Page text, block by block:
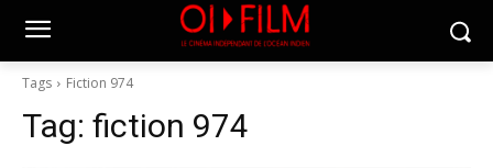
Tags Fiction 974
Tag: fiction 974